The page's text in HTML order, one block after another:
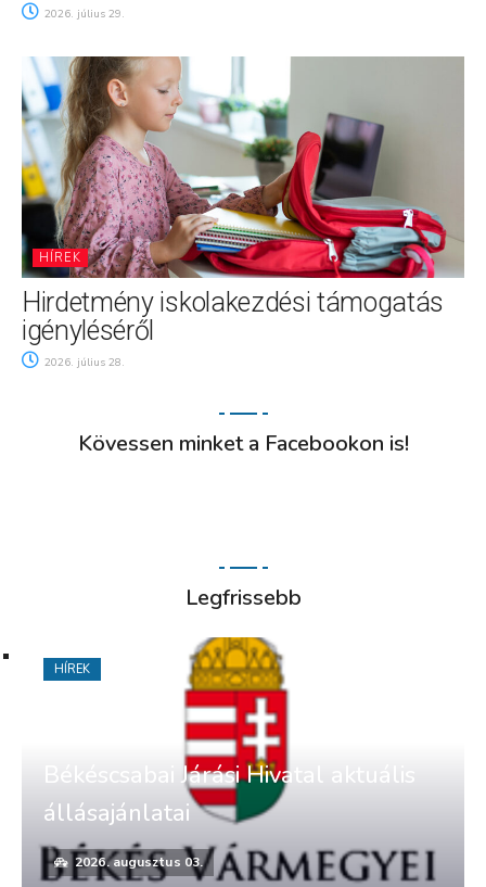
2026. július 29.
HÍREK
Hirdetmény iskolakezdési támogatás
igényléséről
2026. július 28.
Kövessen minket a Facebookon is!
Legfrissebb
Békéscsabai Járási Hivatal aktuális
állásajánlatai
2026. augusztus 03.
HÍREK